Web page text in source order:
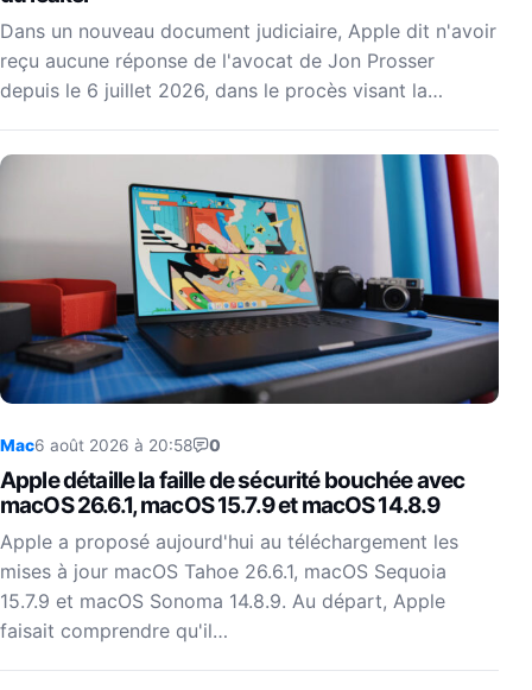
Dans un nouveau document judiciaire, Apple dit n'avoir
reçu aucune réponse de l'avocat de Jon Prosser
depuis le 6 juillet 2026, dans le procès visant la…
Mac6 août 2026 à 20:58 0
Apple détaille la faille de sécurité bouchée avec
macOS 26.6.1, macOS 15.7.9 et macOS 14.8.9
Apple a proposé aujourd'hui au téléchargement les
mises à jour macOS Tahoe 26.6.1, macOS Sequoia
15.7.9 et macOS Sonoma 14.8.9. Au départ, Apple
faisait comprendre qu'il…